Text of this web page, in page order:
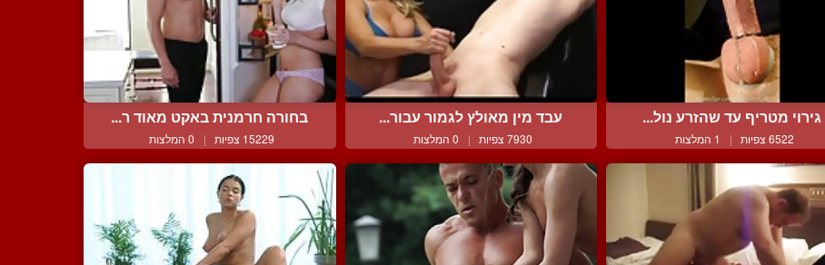
גירוי מטריף עד שהזרע נול...
6522 צפיות | 1 המלצות
עבד מין מאולץ לגמור עבור...
7930 צפיות | 0 המלצות
בחורה חרמנית באקט מאוד ר...
15229 צפיות | 0 המלצות